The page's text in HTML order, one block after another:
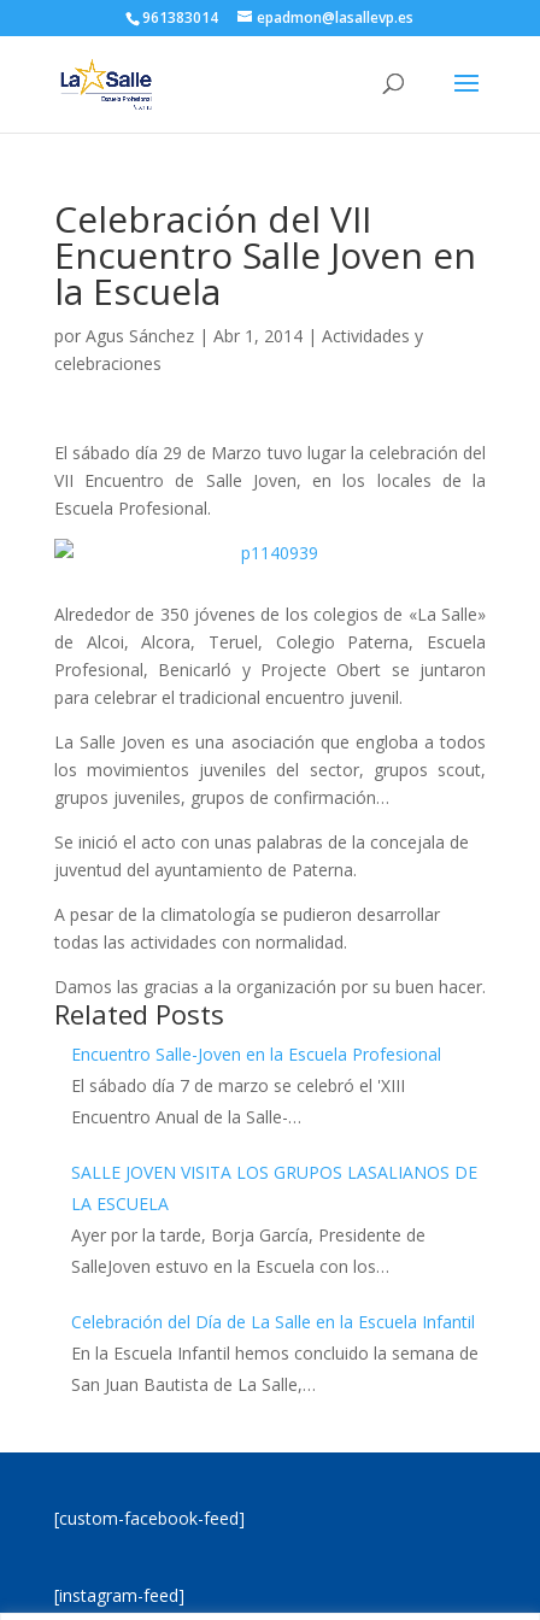
961383014 epadmon@lasallevp.es
Celebración del VII
Encuentro Salle Joven en
la Escuela
por Agus Sánchez| Abr 1, 2014| Actividades y
celebraciones
El sábado día 29 de Marzo tuvo lugar la celebración del
VII Encuentro de Salle Joven, en los locales de la
Escuela Profesional.
Alrededor de 350 jóvenes de los colegios de «La Salle»
de Alcoi, Alcora, Teruel, Colegio Paterna, Escuela
Profesional, Benicarló y Projecte Obert se juntaron
para celebrar el tradicional encuentro juvenil.
La Salle Joven es una asociación que engloba a todos
los movimientos juveniles del sector, grupos scout,
grupos juveniles, grupos de confirmación…
Se inició el acto con unas palabras de la concejala de
juventud del ayuntamiento de Paterna.
A pesar de la climatología se pudieron desarrollar
todas las actividades con normalidad.
Damos las gracias a la organización por su buen hacer.
Related Posts
Encuentro Salle-Joven en la Escuela Profesional
El sábado día 7 de marzo se celebró el 'XIII
Encuentro Anual de la Salle-…
SALLE JOVEN VISITA LOS GRUPOS LASALIANOS DE
LA ESCUELA
Ayer por la tarde, Borja García, Presidente de
SalleJoven estuvo en la Escuela con los…
Celebración del Día de La Salle en la Escuela Infantil
En la Escuela Infantil hemos concluido la semana de
San Juan Bautista de La Salle,…
[custom-facebook-feed]
[instagram-feed]